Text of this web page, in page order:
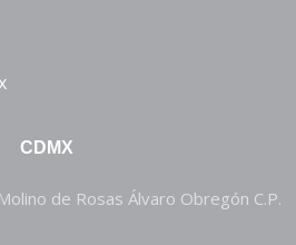
CDMX
de Rosas Álvaro Obregón C.P.